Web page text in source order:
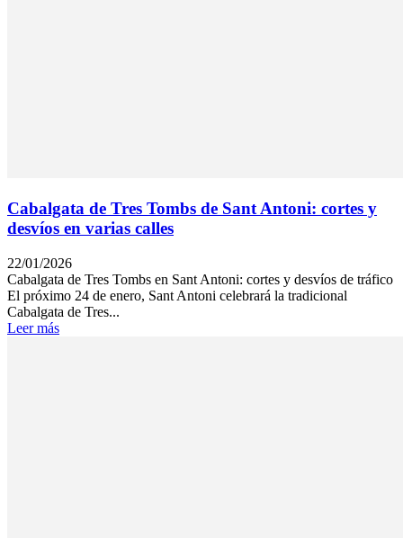
Cabalgata de Tres Tombs de Sant Antoni: cortes y
desvíos en varias calles
22/01/2026
Cabalgata de Tres Tombs en Sant Antoni: cortes y desvíos de tráfico
El próximo 24 de enero, Sant Antoni celebrará la tradicional
Cabalgata de Tres...
Leer más